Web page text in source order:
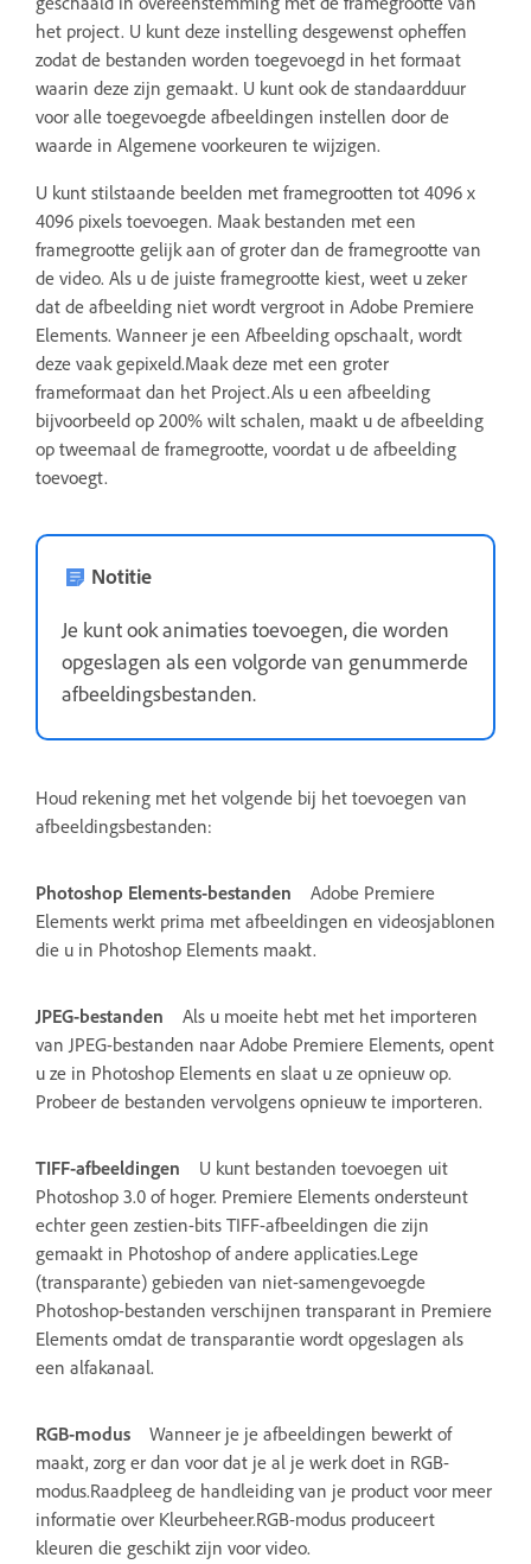
het project. U kunt deze instelling desgewenst opheffen
zodat de bestanden worden toegevoegd in het formaat
waarin deze zijn gemaakt. U kunt ook de standaardduur
voor alle toegevoegde afbeeldingen instellen door de
waarde in Algemene voorkeuren te wijzigen.
U kunt stilstaande beelden met framegrootten tot 4096 x
4096 pixels toevoegen. Maak bestanden met een
framegrootte gelijk aan of groter dan de framegrootte van
de video. Als u de juiste framegrootte kiest, weet u zeker
dat de afbeelding niet wordt vergroot in Adobe Premiere
Elements. Wanneer je een Afbeelding opschaalt, wordt
deze vaak gepixeld.Maak deze met een groter
frameformaat dan het Project.Als u een afbeelding
bijvoorbeeld op 200% wilt schalen, maakt u de afbeelding
op tweemaal de framegrootte, voordat u de afbeelding
toevoegt.
Notitie
Je kunt ook animaties toevoegen, die worden
opgeslagen als een volgorde van genummerde
afbeeldingsbestanden.
Houd rekening met het volgende bij het toevoegen van
afbeeldingsbestanden:
Photoshop Elements-bestanden
Adobe Premiere
Elements werkt prima met afbeeldingen en videosjablonen
die u in Photoshop Elements maakt.
JPEG-bestanden
Als u moeite hebt met het importeren
van JPEG-bestanden naar Adobe Premiere Elements, opent
u ze in Photoshop Elements en slaat u ze opnieuw op.
Probeer de bestanden vervolgens opnieuw te importeren.
TIFF-afbeeldingen
U kunt bestanden toevoegen uit
Photoshop 3.0 of hoger. Premiere Elements ondersteunt
echter geen zestien-bits TIFF-afbeeldingen die zijn
gemaakt in Photoshop of andere applicaties.Lege
(transparante) gebieden van niet-samengevoegde
Photoshop-bestanden verschijnen transparant in Premiere
Elements omdat de transparantie wordt opgeslagen als
een alfakanaal.
RGB-modus
Wanneer je je afbeeldingen bewerkt of
maakt, zorg er dan voor dat je al je werk doet in RGB-
modus.Raadpleeg de handleiding van je product voor meer
informatie over Kleurbeheer.RGB-modus produceert
kleuren die geschikt zijn voor video.